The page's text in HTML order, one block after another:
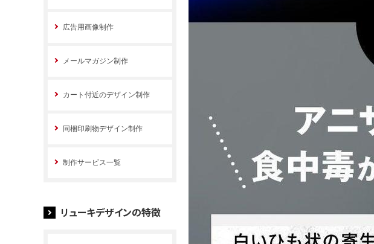
広告用画像制作
メールマガジン制作
カート付近のデザイン制作
同梱印刷物デザイン制作
制作サービス一覧
リューキデザインの特徴